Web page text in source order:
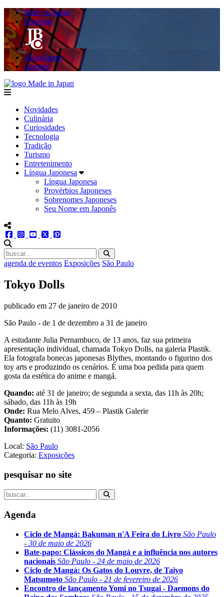
Made in Japan
Hashitag
AkibaSpace
Agenda
menu
Novidades
Culinária
Curiosidades
Tecnologia
Tradição
Turismo
Entretenimento
Língua Japonesa
Língua Japonesa
Provérbios Japoneses
Sobrenomes Japoneses
Seu Nome em Japonês
menu redes social
facebookinstagram
youtube
twitter
agenda de eventos Exposições São Paulo
Tokyo Dolls
publicado em 27 de janeiro de 2010
São Paulo - de 1 de dezembro a 31 de janeiro
A estudante Julia Pernambuco, de 13 anos, faz sua primeira
apresentação individual, chamada Tokyo Dolls, na galeria Plastik.
Ela fotografa bonecas japonesas Blythes, montando o figurino dos
toy arts e produzindo os cenários. É uma boa pedida para quem
gosta da estética do anime e mangá.
Quando: até 31 de janeiro; de segunda a sexta, das 11h às 20h;
sábado, das 11h às 19h
Onde: Rua Melo Alves, 459 – Plastik Galerie
Quanto: Gratuito
Informações: (11) 3081-2056
Local: São Paulo
Categoria: Exposições
pesquisar no site
Agenda
Ciclo de Mangá: Bakuman n'A Feira do Livro São Paulo
- 30 de maio de 2026
Bate-papo: Clássicos do Mangá e a influência nos autores
nacionais São Paulo - 24 de maio de 2026
Ciclo de Mangá: Os Gatos do Louvre, de Taiyo
Matsumoto São Paulo - 21 de fevereiro de 2026
Encontro de lançamento Yomi no Tsugai - Daemons do